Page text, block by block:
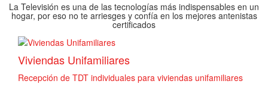
La Televisión es una de las tecnologías más indispensables en un
hogar, por eso no te arriesges y confía en los mejores antenistas
certificados
Viviendas Unifamiliares
Recepción de TDT individuales para viviendas unifamiliares